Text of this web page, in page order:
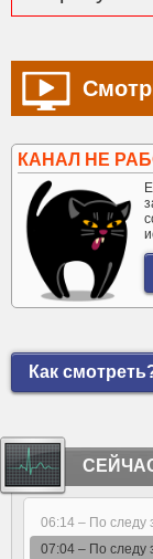
КАНАЛ НЕ
Как
06:14 – По следу
07:04 – По следу